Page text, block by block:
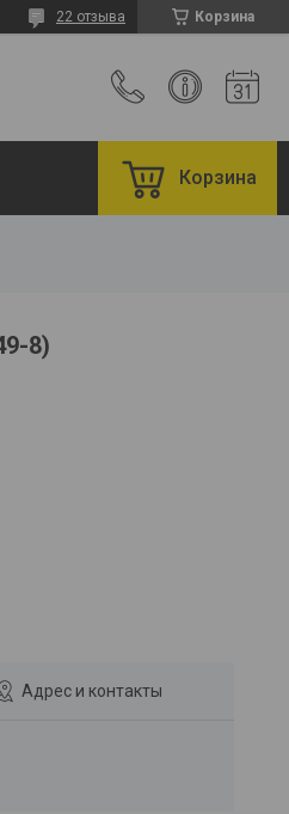
Корзина
22 отзыва
Корзина
8)
Адрес и контакты